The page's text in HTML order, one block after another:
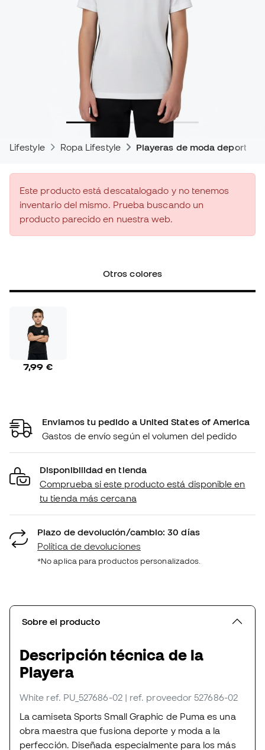
Lifestyle Ropa Lifestyle Playeras de moda deportiva
Este producto está descatalogado y no tenemos
inventario del mismo. Prueba buscando un
producto parecido en nuestra web.
Otros colores
7,99 €
Enviamos tu pedido a United States of America
Gastos de envío según el volumen del pedido
Disponibilidad en tienda
Comprueba si este producto está disponible en
tu tienda más cercana
Plazo de devolución/cambio: 30 días
Política de devoluciones
*No aplica para productos personalizados.
Sobre el producto
Descripción técnica de la
Playera
White ref. PU_527686-02 | ref. proveedor 527686-02
La camiseta Sports Small Graphic de Puma es una
obra maestra que fusiona deporte y moda a la
perfección. Diseñada especialmente para los más